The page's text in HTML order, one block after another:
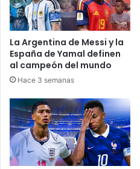
La Argentina de Messi y la
España de Yamal definen
al campeón del mundo
Hace 3 semanas